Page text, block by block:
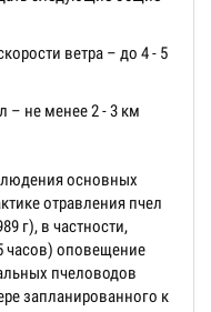
ветра – до 4 - 5
– не менее 2 - 3 км
основных
отравления пчел
г), в частности,
часов) оповещение
пчеловодов
запланированного к